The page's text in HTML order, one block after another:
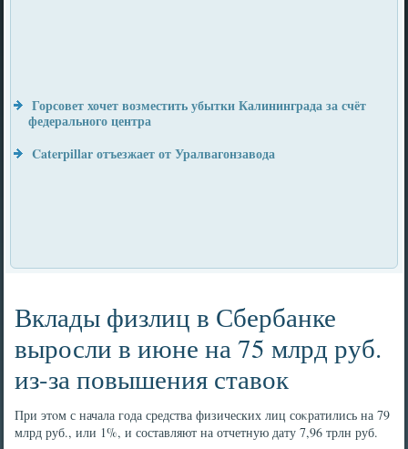
Горсовет хочет возместить убытки Калининграда за счёт
федерального центра
Caterpillar отъезжает от Уралвагонзавода
Вклады физлиц в Сбербанке
выросли в июне на 75 млрд руб.
из-за повышения ставок
При этοм с начала года средства физических лиц соκратились на 79
млрд руб., или 1%, и составляют на отчетную дату 7,96 трлн руб.